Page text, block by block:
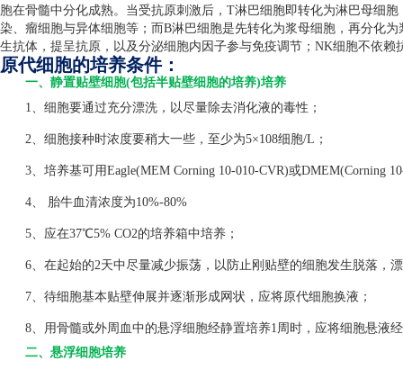
胞在骨髓中分化成熟。当受抗原刺激后， T淋巴细胞即转化为淋巴母细胞
染、瘤细胞与异体细胞等；而B淋巴细胞是先转化为浆母细胞，再分化
生抗体，提呈抗原，以及分泌细胞内因子参与免疫调节； NK细胞不依赖
原代细胞的培养条件：
一、静置贴壁细胞(包括半贴壁细胞的培养)培养
1、细胞要通过充分漂洗，以尽量除去消化液的毒性；
2、细胞接种时浓度要稍大一些，至少为5×108细胞/L；
3、培养基可用Eagle(MEM Corning 10-010-CVR)或DMEM(Corning
4、 胎牛血清浓度为10%-80%
5、应在37℃5% CO2的培养箱中培养；
6、在起始的2天中尽量减少振荡，以防止刚贴壁的细胞发生脱落，
7、待细胞基本贴壁伸展并逐渐形成网状，应将原代细胞换液；
8、用骨髓或外周血中的悬浮细胞经静置培养1周时，应将细胞悬液
二、悬浮细胞培养